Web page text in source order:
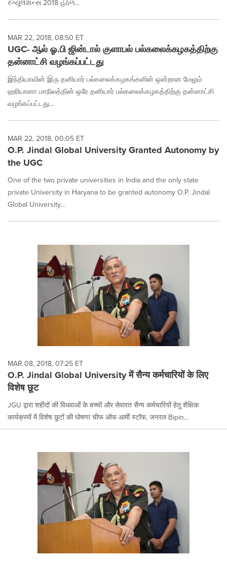
રેગ્યુલેશન્સ 2018 હેઠળ...
MAR 22, 2018, 08:50 ET
UGC- ஆல் ஓ.பி ஜின்டால் குளாபல் பல்கலைக்கழகத்திற்கு
தன்னாட்சி வழங்கப்பட்டது
இந்தியாவின் இரு தனியார் பல்கலைக்கழகங்களின் ஒன்றான மேலும்
ஹரியானா மாநிலத்தின் ஒரே தனியார் பல்கலைக்கழகத்திற்கு தன்னாட்சி
வழங்கப்பட்டது...
MAR 22, 2018, 00:05 ET
O.P. Jindal Global University Granted Autonomy by
the UGC
One of the two private universities in India and the only state
private University in Haryana to be granted autonomy O.P. Jindal
Global University...
MAR 08, 2018, 07:25 ET
O.P. Jindal Global University में सैन्य कर्मचारियों के लिए
विशेष छूट
JGU द्वारा शहीदों की विधवाओं के बच्चों और सेवारत सैन्य कर्मचारियों हेतु शैक्षिक
कार्यक्रमों में विशेष छूटों की घोषणा चीफ ऑफ आर्मी स्टॉफ, जनरल Bipin...